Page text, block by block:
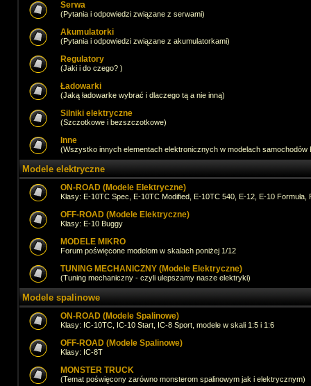
Serwa
(Pytania i odpowiedzi związane z serwami)
Akumulatorki
(Pytania i odpowiedzi związane z akumulatorkami)
Regulatory
(Jaki i do czego? )
Ładowarki
(Jaką ładowarke wybrać i dlaczego tą a nie inną)
Silniki elektryczne
(Szczotkowe i bezszczotkowe)
Inne
(Wszystko innych elementach elektronicznych w modelach samochodów
Modele elektryczne
ON-ROAD (Modele Elektryczne)
Klasy: E-10TC Spec, E-10TC Modified, E-10TC 540, E-12, E-10 Formuła,
OFF-ROAD (Modele Elektryczne)
Klasy: E-10 Buggy
MODELE MIKRO
Forum poświęcone modelom w skalach poniżej 1/12
TUNING MECHANICZNY (Modele Elektryczne)
(Tuning mechaniczny - czyli ulepszamy nasze elektryki)
Modele spalinowe
ON-ROAD (Modele Spalinowe)
Klasy: IC-10TC, IC-10 Start, IC-8 Sport, modele w skali 1:5 i 1:6
OFF-ROAD (Modele Spalinowe)
Klasy: IC-8T
MONSTER TRUCK
(Temat poświęcony zarówno monsterom spalinowym jak i elektrycznym)